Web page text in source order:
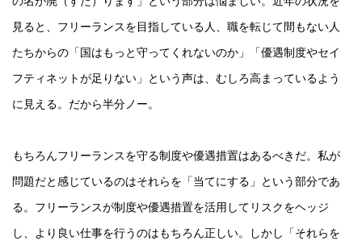
見ると、フリーランスを目指している人、職を転じて間もない人
たちからの「国はもっと守ってくれないのか」「優遇制度やセイ
フティネットが足りない」という声は、むしろ高まっているよう
に見える。だから半分ノー。
もちろんフリーランスを守る制度や優遇措置はあるべきだ。私が
問題だと感じているのはそれらを「当てにする」という部分であ
る。フリーランスが制度や優遇措置を活用してリスクをヘッジ
し、より良い仕事を行うのはもちろん正しい。しかし「それらを